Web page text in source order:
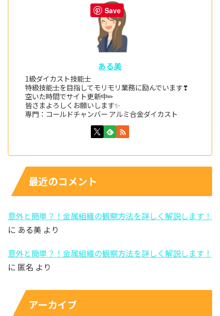
ある美
1級ダイカスト技能士
特級技能士を目指してモリモリ業務に励んでいます❣
空いた時間でサイト更新中✏
皆さまよろしくお願いします✨
専門：コールドチャンバー アルミ合金ダイカスト
最近のコメント
意外と簡単？！金属組織の観察方法を詳しく解説します！
に ある美 より
意外と簡単？！金属組織の観察方法を詳しく解説します！
に 匿名 より
アーカイブ
Save